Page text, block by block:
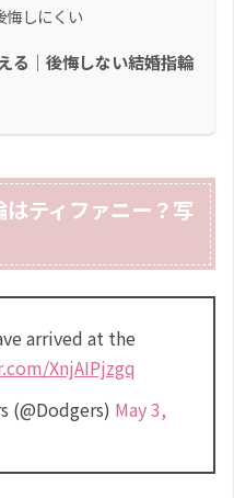
悔しにくい
る｜後悔しない結婚指輪
ティファニー？写
arrived at the
XnjAIPjzgq
(@Dodgers) May 3,